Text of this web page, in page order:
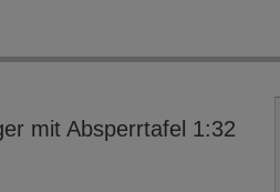
mit Absperrtafel 1:32